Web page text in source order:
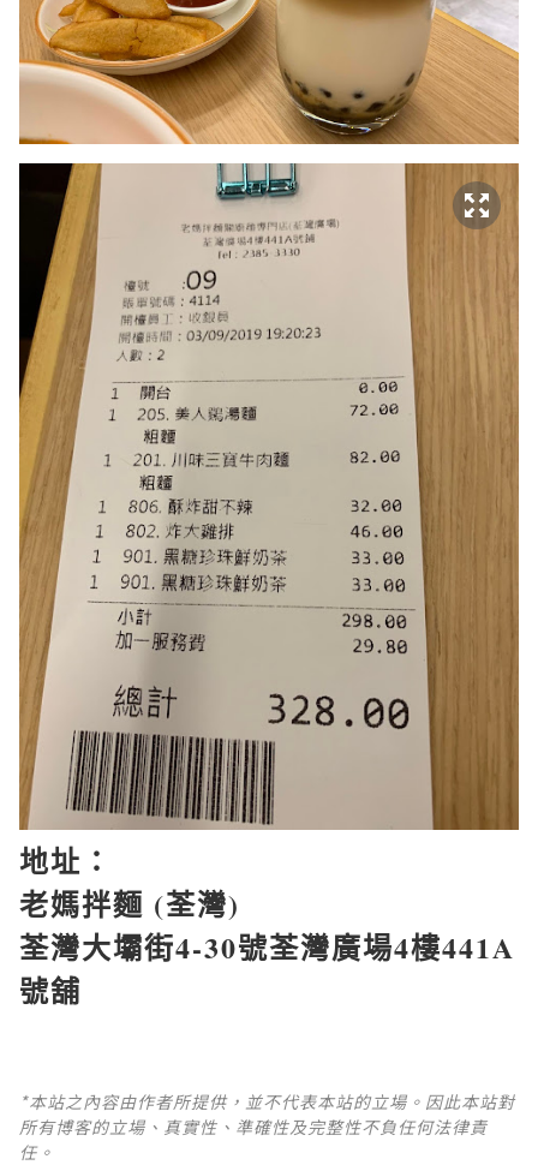
地址：
老媽拌麵 (荃灣)
荃灣大壩街4-30號荃灣廣場4樓441A
號舖
*本站之內容由作者所提供，並不代表本站的立場。因此本站對
所有博客的立場、真實性、準確性及完整性不負任何法律責
任。